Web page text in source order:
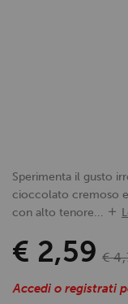
Sperimenta il gusto
cioccolato cremoso
con alto tenore...
€ 2,59 €
Accedi o registrati